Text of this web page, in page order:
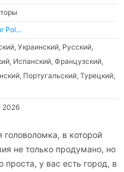
Pol...
Украинский, Русский,
Испанский, Французский,
Португальский, Турецкий,
2026
в которой
не только продумано, но
проста, у вас есть город, в